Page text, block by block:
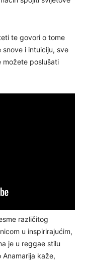
te govori o tome
snove i intuiciju, sve
možete poslušati
različitog
u inspirirajućim,
je u reggae stilu
Anamarija kaže,